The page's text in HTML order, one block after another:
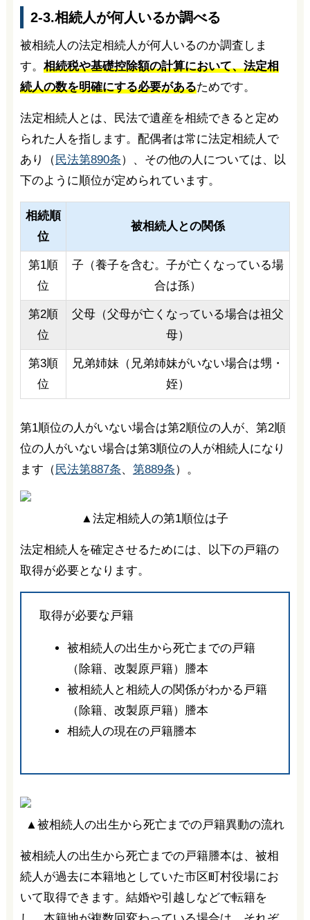
2-3.相続人が何人いるか調べる
被相続人の法定相続人が何人いるのか調査しま
す。 相続税や基礎控除額の計算において、法定相
続人の数を明確にする必要があるためです。
法定相続人とは、民法で遺産を相続できると定め
られた人を指します。配偶者は常に法定相続人で
あり（ 民法第890条）、その他の人については、以
下のように順位が定められています。
相続順
位
被相続人との関係
第1順
位
子（養子を含む。子が亡くなっている場
合は孫）
第2順
位
父母（父母が亡くなっている場合は祖父
母）
第3順
位
兄弟姉妹（兄弟姉妹がいない場合は甥・
姪）
第1順位の人がいない場合は第2順位の人が、第2順
位の人がいない場合は第3順位の人が相続人になり
ます（ 民法第887条、 第889条）。
▲法定相続人の第1順位は子
法定相続人を確定させるためには、以下の戸籍の
取得が必要となります。
取得が必要な戸籍
被相続人の出生から死亡までの戸籍
（除籍、改製原戸籍）謄本
被相続人と相続人の関係がわかる戸籍
（除籍、改製原戸籍）謄本
相続人の現在の戸籍謄本
▲被相続人の出生から死亡までの戸籍異動の流れ
被相続人の出生から死亡までの戸籍謄本は、被相
続人が過去に本籍地としていた市区町村役場にお
いて取得できます。結婚や引越しなどで転籍を